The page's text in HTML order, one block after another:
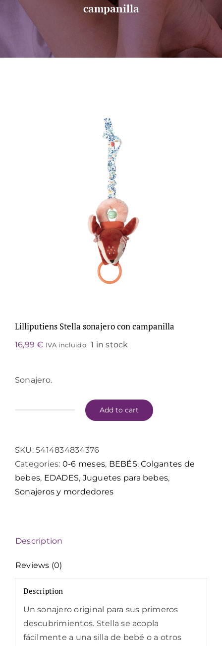
Sobre nosotros
campanilla
Lilliputiens Stella sonajero con campanilla
16,99€ IVA incluido 1 in stock
Sonajero.
Lilliputiens
Add to cart
SKU:5414834834376
Categories: 0-6 meses, BEBÉS,Colgantes de
bebes, EDADES, Juguetes para bebes,
Sonajeros y mordedores
Description
Reviews (0)
Description
Un sonajero original para sus primeros
descubrimientos. Stella se acopla
fácilmente a una silla de bebé o a otros